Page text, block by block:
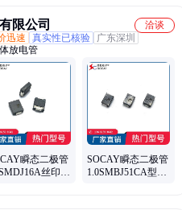
限公司
洽谈
迅速 真实性已核验
广东深圳
放电管
瞬态二极管
丝印：
SOCAY瞬态二极管
1.0SMBJ51CA型号